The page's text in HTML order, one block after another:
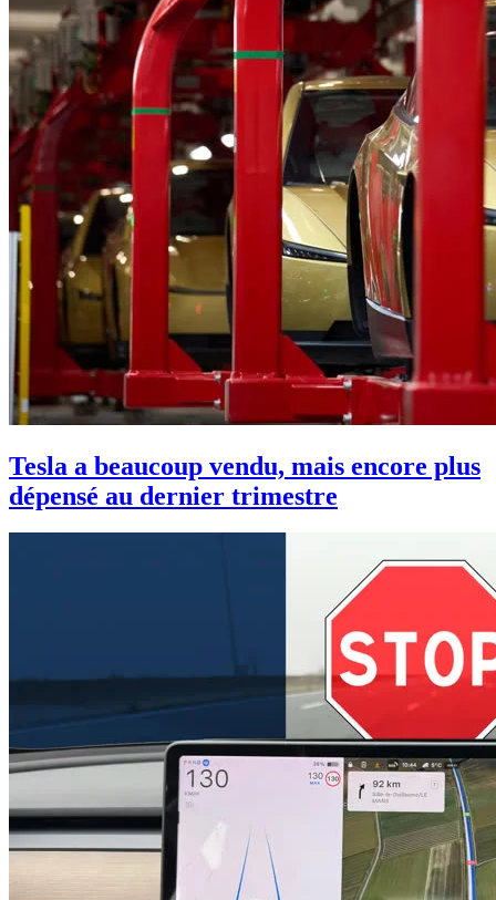
Tesla a beaucoup vendu, mais encore plus
dépensé au dernier trimestre